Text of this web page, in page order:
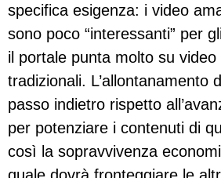
specifica esigenza: i video
sono poco “interessanti” per
il portale punta molto su
tradizionali. L’allontanamento
passo indietro rispetto
per potenziare i contenuti di
così la sopravvivenza